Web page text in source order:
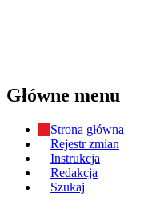
Główne menu
Strona główna
Rejestr zmian
Instrukcja
Redakcja
Szukaj